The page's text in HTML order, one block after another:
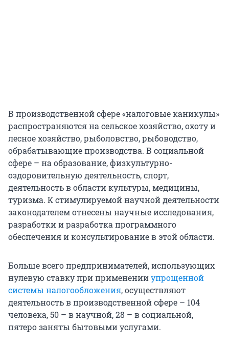
В производственной сфере «налоговые каникулы»
распространяются на сельское хозяйство, охоту и
лесное хозяйство, рыболовство, рыбоводство,
обрабатывающие производства. В социальной
сфере – на образование, физкультурно-
оздоровительную деятельность, спорт,
деятельность в области культуры, медицины,
туризма. К стимулируемой научной деятельности
законодателем отнесены научные исследования,
разработки и разработка программного
обеспечения и консультирование в этой области.
Больше всего предпринимателей, использующих
нулевую ставку при примененииупрощенной
системы налогообложения, осуществляют
деятельность в производственной сфере – 104
человека, 50 – в научной, 28 – в социальной,
пятеро заняты бытовыми услугами.